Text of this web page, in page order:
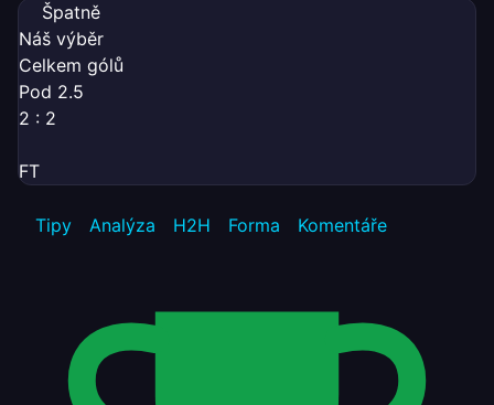
Špatně
Náš výběr
Celkem gólů
Pod 2.5
2 : 2
FT
Tipy Analýza H2H Forma Komentáře